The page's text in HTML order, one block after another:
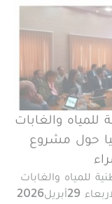
للمياه والغابات
حول مشروع
للمياه والغابات
السيد عبد الرحيم هومي، يوم االاربعاء 29أبريل2026